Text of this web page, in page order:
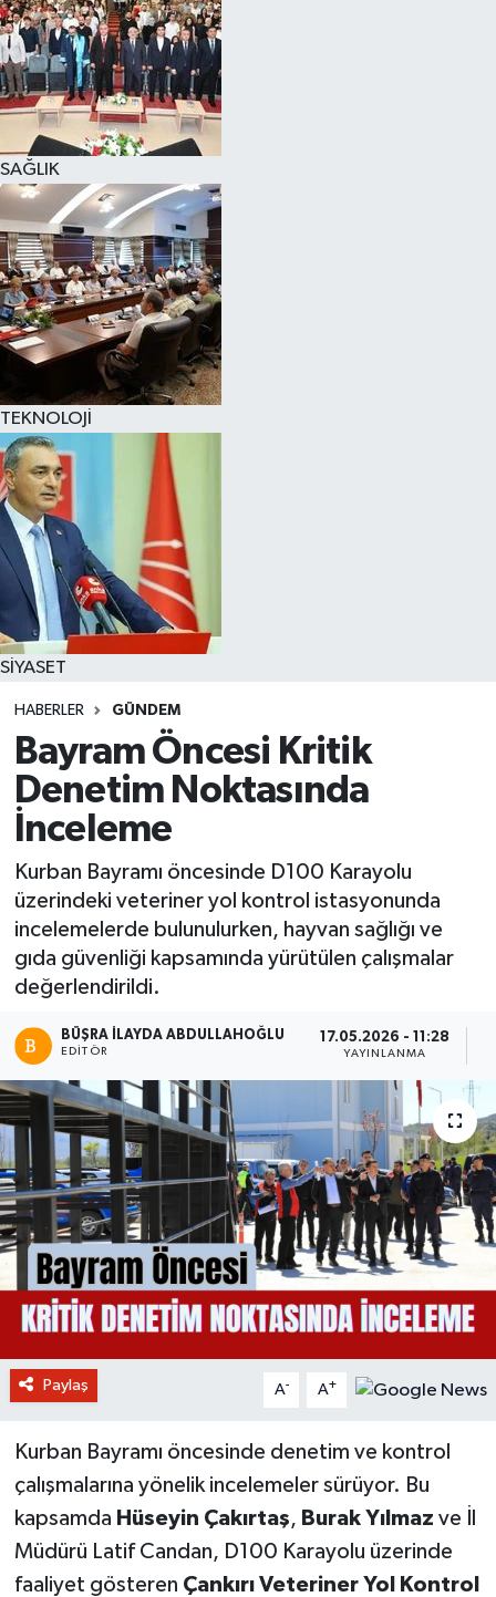
SAĞLIK
TEKNOLOJİ
SİYASET
HABERLER GÜNDEM
Bayram Öncesi Kritik
Denetim Noktasında
İnceleme
Kurban Bayramı öncesinde D100 Karayolu
üzerindeki veteriner yol kontrol istasyonunda
incelemelerde bulunulurken, hayvan sağlığı ve
gıda güvenliği kapsamında yürütülen çalışmalar
değerlendirildi.
BÜŞRA İLAYDA ABDULLAHOĞLU
EDITÖR
17.05.2026 - 11:28
YAYINLANMA
Paylaş A- A+
Kurban Bayramı öncesinde denetim ve kontrol
çalışmalarına yönelik incelemeler sürüyor. Bu
kapsamda Hüseyin Çakırtaş, Burak Yılmaz ve İl
Müdürü Latif Candan, D100 Karayolu üzerinde
faaliyet gösteren Çankırı Veteriner Yol Kontrol